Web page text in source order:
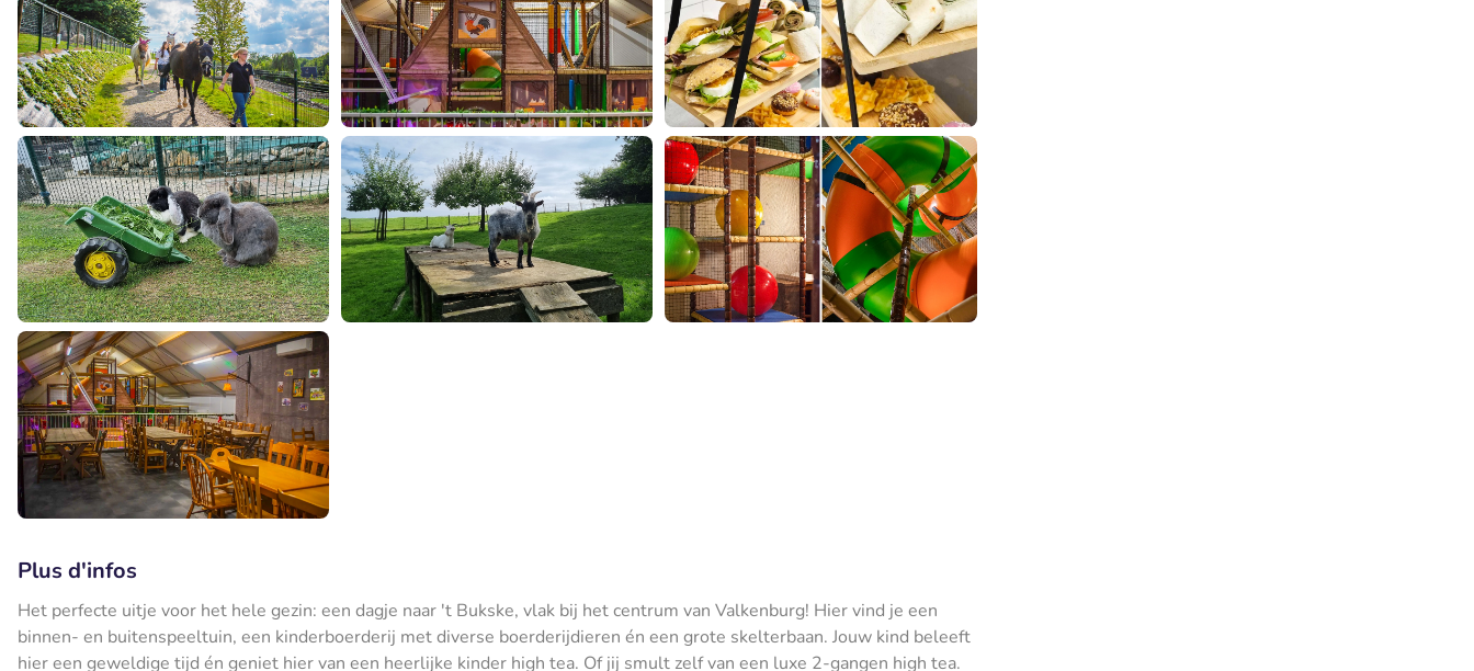
Plus d'infos
Het perfecte uitje voor het hele gezin: een dagje naar 't Bukske, vlak bij het centrum van Valkenburg! Hier vind je een
binnen- en buitenspeeltuin, een kinderboerderij met diverse boerderijdieren én een grote skelterbaan. Jouw kind beleeft
hier een geweldige tijd én geniet hier van een heerlijke kinder high tea. Of jij smult zelf van een luxe 2-gangen high tea.